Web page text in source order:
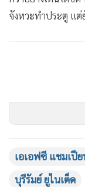
จังหวะทำประตู แต่
เอเอฟซี แชมเปี
บุรีรัมย์ ยูไนเต็ด